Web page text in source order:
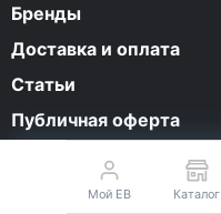
Бренды
Доставка и оплата
Статьи
Публичная оферта
КонтактыМой EB Каталог